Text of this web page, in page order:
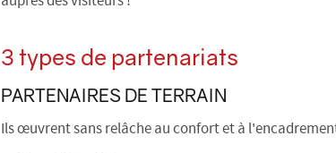
3 types de partenariats
PARTENAIRES DE TERRAIN
Ils œuvrent sans relâche au confort et à